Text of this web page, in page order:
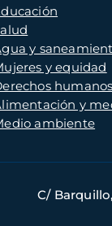
y
y equidad
humanos
y
ambiente
C/